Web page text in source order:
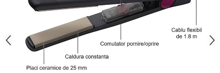
Saboti medicali
Carti